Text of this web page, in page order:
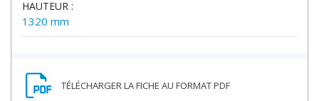
HAUTEUR :
1320 mm